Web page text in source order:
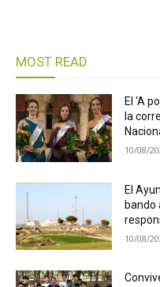
MOST READ
El ‘A
la
10/08/
El
bando
10/08/